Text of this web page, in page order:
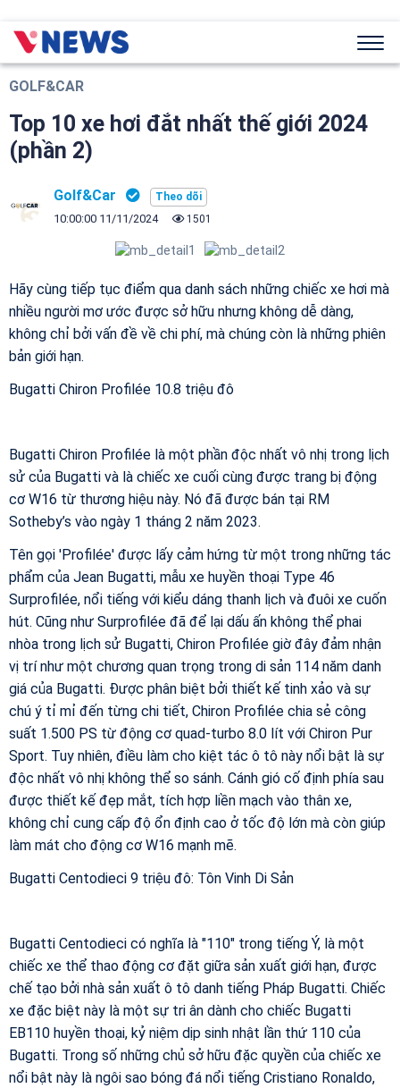
GOLF&CAR
Top 10 xe hơi đắt nhất thế giới 2024
(phần 2)
Golf&Car
10:00:00 11/11/2024 1501
Hãy cùng tiếp tục điểm qua danh sách những chiếc xe hơi mà
nhiều người mơ ước được sở hữu nhưng không dễ dàng,
không chỉ bởi vấn đề về chi phí, mà chúng còn là những phiên
bản giới hạn.
Bugatti Chiron Profilée 10.8 triệu đô
Bugatti Chiron Profilée là một phần độc nhất vô nhị trong lịch
sử của Bugatti và là chiếc xe cuối cùng được trang bị động
cơ W16 từ thương hiệu này. Nó đã được bán tại RM
Sotheby’s vào ngày 1 tháng 2 năm 2023.
Tên gọi 'Profilée' được lấy cảm hứng từ một trong những tác
phẩm của Jean Bugatti, mẫu xe huyền thoại Type 46
Surprofilée, nổi tiếng với kiểu dáng thanh lịch và đuôi xe cuốn
hút. Cũng như Surprofilée đã để lại dấu ấn không thể phai
nhòa trong lịch sử Bugatti, Chiron Profilée giờ đây đảm nhận
vị trí như một chương quan trọng trong di sản 114 năm danh
giá của Bugatti. Được phân biệt bởi thiết kế tinh xảo và sự
chú ý tỉ mỉ đến từng chi tiết, Chiron Profilée chia sẻ công
suất 1.500 PS từ động cơ quad-turbo 8.0 lít với Chiron Pur
Sport. Tuy nhiên, điều làm cho kiệt tác ô tô này nổi bật là sự
độc nhất vô nhị không thể so sánh. Cánh gió cố định phía sau
được thiết kế đẹp mắt, tích hợp liền mạch vào thân xe,
không chỉ cung cấp độ ổn định cao ở tốc độ lớn mà còn giúp
làm mát cho động cơ W16 mạnh mẽ.
Bugatti Centodieci 9 triệu đô: Tôn Vinh Di Sản
Bugatti Centodieci có nghĩa là "110" trong tiếng Ý, là một
chiếc xe thể thao động cơ đặt giữa sản xuất giới hạn, được
chế tạo bởi nhà sản xuất ô tô danh tiếng Pháp Bugatti. Chiếc
xe đặc biệt này là một sự tri ân dành cho chiếc Bugatti
EB110 huyền thoại, kỷ niệm dịp sinh nhật lần thứ 110 của
Bugatti. Trong số những chủ sở hữu đặc quyền của chiếc xe
nổi bật này là ngôi sao bóng đá nổi tiếng Cristiano Ronaldo,